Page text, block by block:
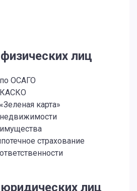
лиц
ОСАГО
КАСКО
карта»
страхование
лиц